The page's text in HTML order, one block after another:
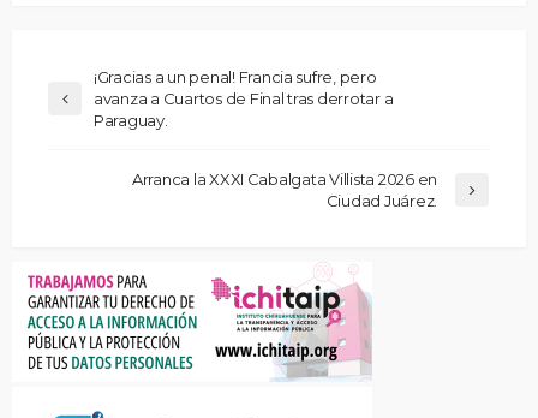
¡Gracias a un penal! Francia sufre, pero
avanza a Cuartos de Final tras derrotar a
Paraguay.
Arranca la XXXI Cabalgata Villista 2026 en
Ciudad Juárez.